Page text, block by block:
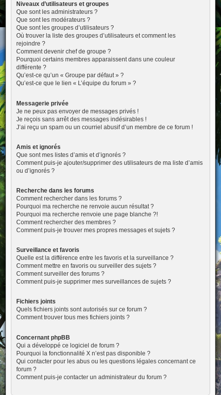
Niveaux d’utilisateurs et groupes
Que sont les administrateurs ?
Que sont les modérateurs ?
Que sont les groupes d’utilisateurs ?
Où trouver la liste des groupes d’utilisateurs et comment les
rejoindre ?
Comment devenir chef de groupe ?
Pourquoi certains membres apparaissent dans une couleur
différente ?
Qu’est-ce qu’un « Groupe par défaut » ?
Qu’est-ce que le lien « L’équipe du forum » ?
Messagerie privée
Je ne peux pas envoyer de messages privés !
Je reçois sans arrêt des messages indésirables !
J’ai reçu un spam ou un courriel abusif d’un membre de ce forum !
Amis et ignorés
Que sont mes listes d’amis et d’ignorés ?
Comment puis-je ajouter/supprimer des utilisateurs de ma liste d’amis
ou d’ignorés ?
Recherche dans les forums
Comment rechercher dans les forums ?
Pourquoi ma recherche ne renvoie aucun résultat ?
Pourquoi ma recherche renvoie une page blanche ?!
Comment rechercher des membres ?
Comment puis-je trouver mes propres messages et sujets ?
Surveillance et favoris
Quelle est la différence entre les favoris et la surveillance ?
Comment mettre en favoris ou surveiller des sujets ?
Comment surveiller des forums ?
Comment puis-je supprimer mes surveillances de sujets ?
Fichiers joints
Quels fichiers joints sont autorisés sur ce forum ?
Comment trouver tous mes fichiers joints ?
Concernant phpBB
Qui a développé ce logiciel de forum ?
Pourquoi la fonctionnalité X n’est pas disponible ?
Qui contacter pour les abus ou les questions légales concernant ce
forum ?
Comment puis-je contacter un administrateur du forum ?